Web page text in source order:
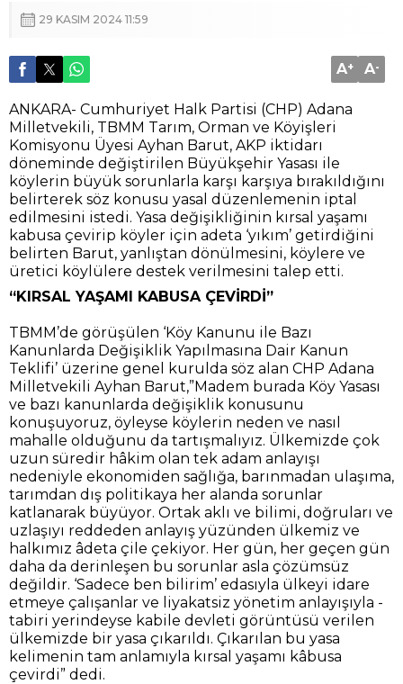
29 KASIM 2024 11:59
A+ A-
ANKARA- Cumhuriyet Halk Partisi (CHP) Adana
Milletvekili, TBMM Tarım, Orman ve Köyişleri
Komisyonu Üyesi Ayhan Barut, AKP iktidarı
döneminde değiştirilen Büyükşehir Yasası ile
köylerin büyük sorunlarla karşı karşıya bırakıldığını
belirterek söz konusu yasal düzenlemenin iptal
edilmesini istedi. Yasa değişikliğinin kırsal yaşamı
kabusa çevirip köyler için adeta ‘yıkım’ getirdiğini
belirten Barut, yanlıştan dönülmesini, köylere ve
üretici köylülere destek verilmesini talep etti.
“KIRSAL YAŞAMI KABUSA ÇEVİRDİ”
TBMM’de görüşülen ‘Köy Kanunu ile Bazı
Kanunlarda Değişiklik Yapılmasına Dair Kanun
Teklifi’ üzerine genel kurulda söz alan CHP Adana
Milletvekili Ayhan Barut,”Madem burada Köy Yasası
ve bazı kanunlarda değişiklik konusunu
konuşuyoruz, öyleyse köylerin neden ve nasıl
mahalle olduğunu da tartışmalıyız. Ülkemizde çok
uzun süredir hâkim olan tek adam anlayışı
nedeniyle ekonomiden sağlığa, barınmadan ulaşıma,
tarımdan dış politikaya her alanda sorunlar
katlanarak büyüyor. Ortak aklı ve bilimi, doğruları ve
uzlaşıyı reddeden anlayış yüzünden ülkemiz ve
halkımız âdeta çile çekiyor. Her gün, her geçen gün
daha da derinleşen bu sorunlar asla çözümsüz
değildir. ‘Sadece ben bilirim’ edasıyla ülkeyi idare
etmeye çalışanlar ve liyakatsiz yönetim anlayışıyla -
tabiri yerindeyse kabile devleti görüntüsü verilen
ülkemizde bir yasa çıkarıldı. Çıkarılan bu yasa
kelimenin tam anlamıyla kırsal yaşamı kâbusa
çevirdi” dedi.